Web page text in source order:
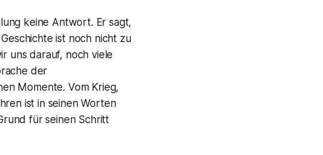
keine Antwort. Er sagt,
ist noch nicht zu
uns darauf, noch viele
der
Momente. Vom Krieg,
ist in seinen Worten
für seinen Schritt